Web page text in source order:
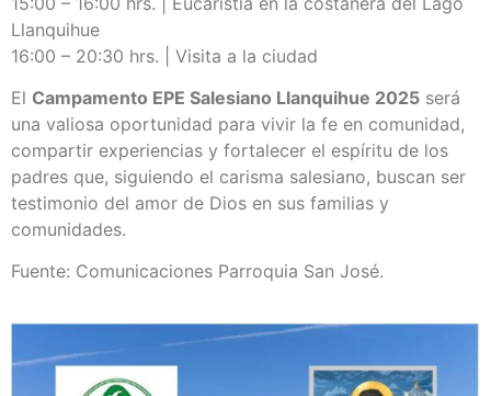
Llanquihue
16:00 – 20:30 hrs. | Visita a la ciudad
El Campamento EPE Salesiano Llanquihue 2025 será
una valiosa oportunidad para vivir la fe en comunidad,
compartir experiencias y fortalecer el espíritu de los
padres que, siguiendo el carisma salesiano, buscan ser
testimonio del amor de Dios en sus familias y
comunidades.
Fuente: Comunicaciones Parroquia San José.